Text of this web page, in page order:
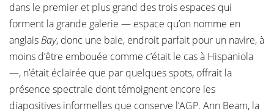
dans le premier et plus grand des trois espaces qui
forment la grande galerie — espace qu’on nomme en
anglaisBay, donc une baie, endroit parfait pour un navire, à
moins d’être embouée comme c’était le cas à Hispaniola
—, n’était éclairée que par quelques spots, offrait la
présence spectrale dont témoignent encore les
diapositives informelles que conserve l’AGP. Ann Beam, la